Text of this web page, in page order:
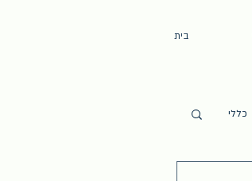
בית
כללי